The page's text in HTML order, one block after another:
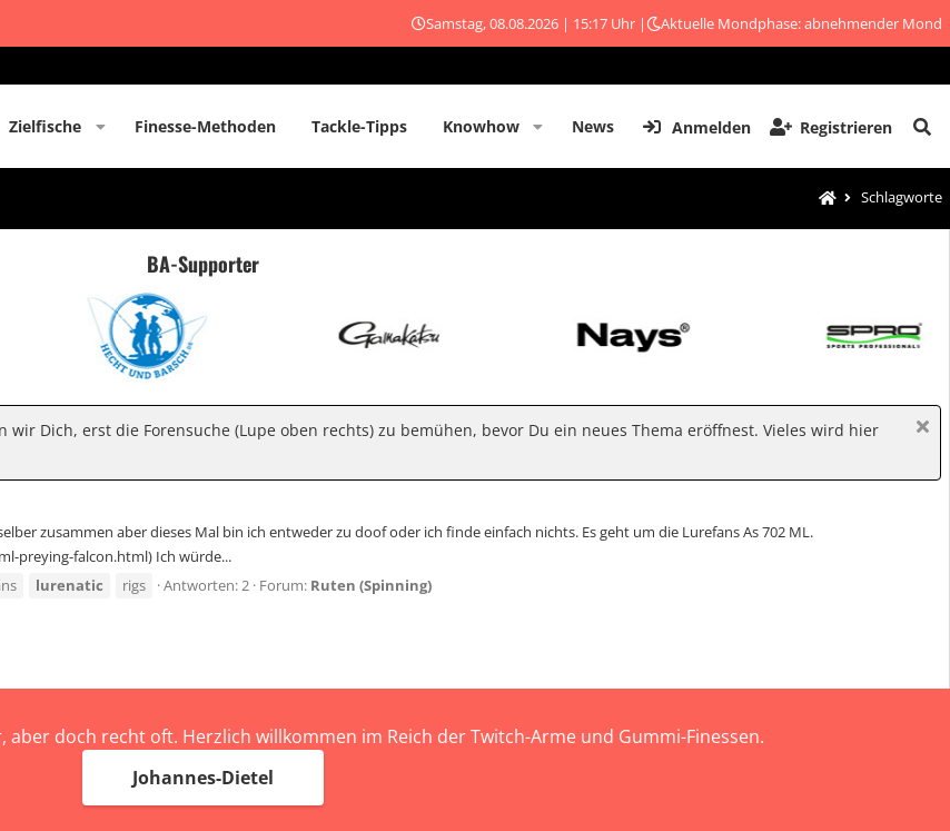
Samstag, 08.08.2026 | 15:17 Uhr | Aktuelle Mondphase: abnehmender Mond
Zielfische Finesse-Methoden Tackle-Tipps Knowhow News Anmelden Registrieren
Schlagworte
BA-Supporter
Dich, erst die Forensuche (Lupe oben rechts) zu bemühen, bevor Du ein neues Thema eröffnest. Vieles wird hier
zusammen aber dieses Mal bin ich entweder zu doof oder ich finde einfach nichts. Es geht um die Lurefans As 702 ML.
preying-falcon.html) Ich würde...
lurenatic rigs Antworten: 2 Forum: Ruten (Spinning)
aber doch recht oft. Herzlich willkommen im Reich der Twitch-Arme und Gummi-Finessen.
Johannes-Dietel